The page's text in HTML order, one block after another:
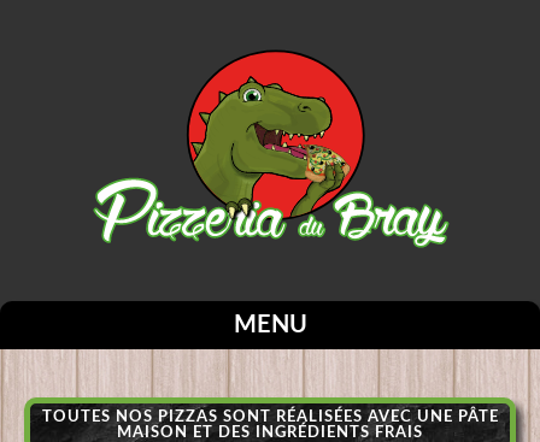
MENU
TOUTES NOS PIZZAS SONT RÉALISÉES AVEC UNE PÂTE
MAISON ET DES INGRÉDIENTS FRAIS